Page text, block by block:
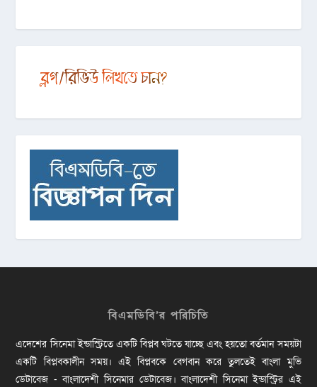
বিএমডিবি’র পরিচিতি
এদেশের সিনেমা ইন্ডাস্ট্রিতে একটি বিপ্লব ঘটতে যাচ্ছে এবং হয়তো বর্তমান সময়টা
একটি বিপ্লবকালীন সময়। এই বিপ্লবকে বেগবান করে তুলতেই বাংলা মুভি
ডেটাবেজ - বাংলাদেশী সিনেমার ডেটাবেজ। বাংলাদেশী সিনেমা ইন্ডাস্ট্রির এই